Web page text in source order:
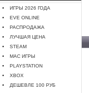
ИГРЫ 2026 ГОДА
EVE ONLINE
РАСПРОДАЖА
ЛУЧШАЯ ЦЕНА
STEAM
MAC ИГРЫ
PLAYSTATION
XBOX
ДЕШЕВЛЕ 100 РУБ